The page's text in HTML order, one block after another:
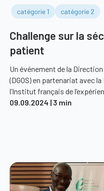
catégorie 1 catégorie 2
Challenge sur la
patient
Un événement de la
(DGOS) en partenariat avec
l’Institut français de
09.09.2024 | 3 min